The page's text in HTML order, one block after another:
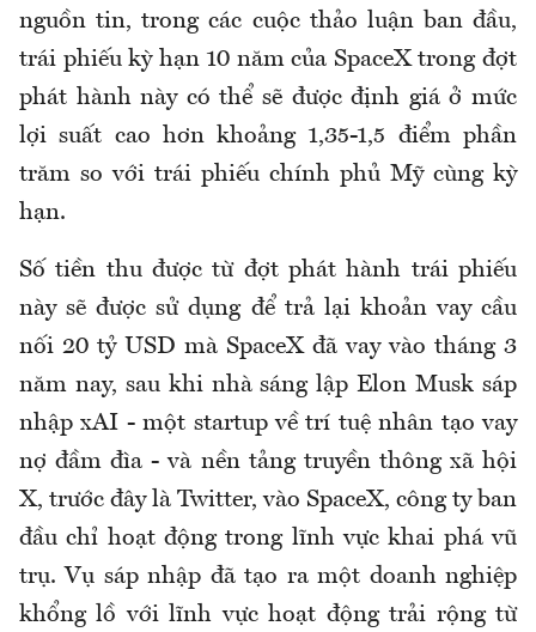
nguồn tin, trong các cuộc thảo luận ban đầu,
trái phiếu kỳ hạn 10 năm của SpaceX trong đợt
phát hành này có thể sẽ được định giá ở mức
lợi suất cao hơn khoảng 1,35-1,5 điểm phần
trăm so với trái phiếu chính phủ Mỹ cùng kỳ
hạn.
Số tiền thu được từ đợt phát hành trái phiếu
này sẽ được sử dụng để trả lại khoản vay cầu
nối 20 tỷ USD mà SpaceX đã vay vào tháng 3
năm nay, sau khi nhà sáng lập Elon Musk sáp
nhập xAI - một startup về trí tuệ nhân tạo vay
nợ đầm đìa - và nền tảng truyền thông xã hội
X, trước đây là Twitter, vào SpaceX, công ty ban
đầu chỉ hoạt động trong lĩnh vực khai phá vũ
trụ. Vụ sáp nhập đã tạo ra một doanh nghiệp
khổng lồ với lĩnh vực hoạt động trải rộng từ